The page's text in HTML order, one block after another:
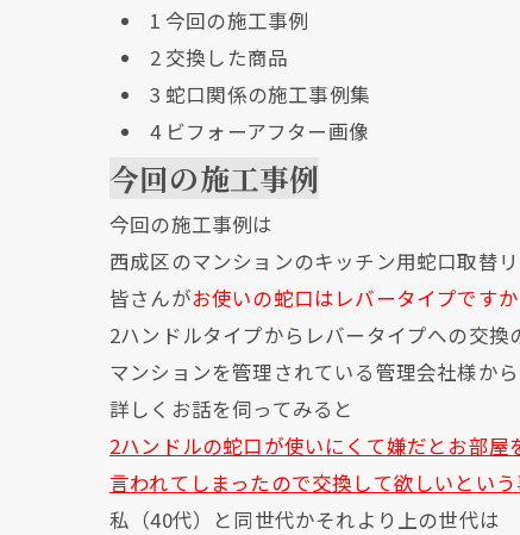
1 今回の施工事例
2交換した商品
3 蛇口関係の施工事例集
4ビフォーアフター画像
今回の施工事例
今回の施工事例は
西成区のマンションのキッチン用蛇口取替リ
皆さんがお使いの蛇口はレバータイプです
2ハンドルタイプからレバータイプへの交換
マンションを管理されている管理会社様か
詳しくお話を伺ってみると
2ハンドルの蛇口が使いにくて嫌だとお部屋
言われてしまったので交換して欲しいという
私（40代）と同世代かそれより上の世代は